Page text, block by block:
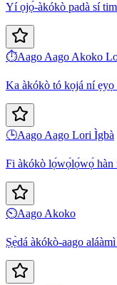
Yí ọjọ́-àkókò padà sí
⏱️Aago Aago Akoko
Ka àkókò tó kọjá ní ẹyọ
🕒Aago Aago Lori Ìgbà
Fi àkókò lọ́wọ́lọ́wọ́ hàn
⏲️Aago Akoko
Ṣẹ̀dá àkókò-aago